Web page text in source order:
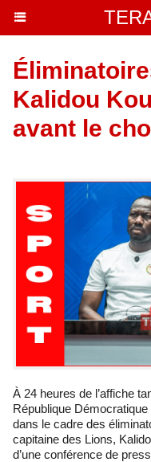
Kalidou
avant le
À 24 heures de l’affiche tant attendue entre le Sénégal et la
République
dans le cadre des
capitaine des Lions,
d’une conférence de